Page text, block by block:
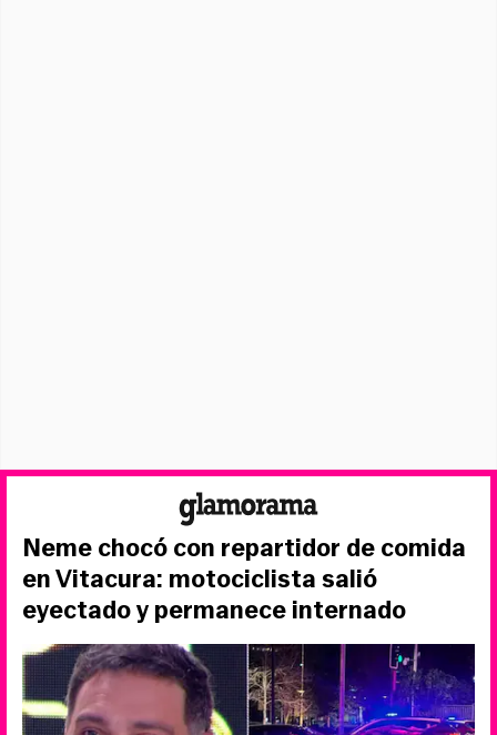
Neme chocó con repartidor de comida
en Vitacura: motociclista salió
eyectado y permanece internado